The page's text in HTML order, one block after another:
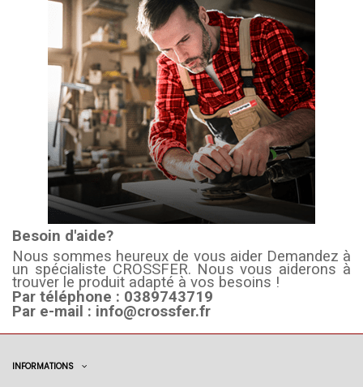
Besoin d'aide?
Nous sommes heureux de vous aider Demandez à
un spécialiste CROSSFER. Nous vous aiderons à
trouver le produit adapté à vos besoins !
Par téléphone : 0389743719
Par e-mail : info@crossfer.fr
INFORMATIONS